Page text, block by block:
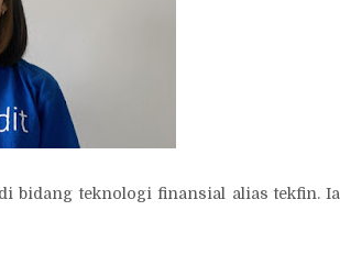
bidang teknologi finansial alias tekfin. Ia